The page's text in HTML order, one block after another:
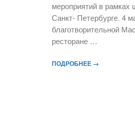
мероприятий в
Санкт- Петербурге. 4
благотворительной
ресторане …
ПОДРОБНЕЕ →